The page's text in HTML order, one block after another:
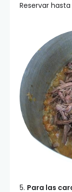
Reservar
5. Para las